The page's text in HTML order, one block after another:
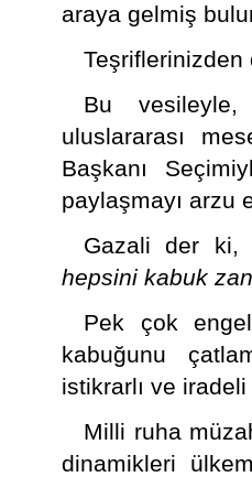
araya gelmiş
Teşriflerinizden
Bu vesileyle,
uluslararası
Başkanı
paylaşmayı arzu
Gazali der
hepsini kabuk
Pek çok
kabuğunu
istikrarlı ve
Milli ruha
dinamikleri